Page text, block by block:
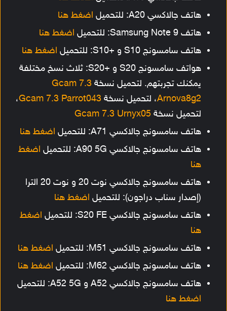
هاتف جالاكسي A20: للتحميل
اضغط هنا
هاتف Samsung Note 9: للتحميل
اضغط هنا
هاتف سامسونج S10 و +S10: للتحميل
اضغط هنا
هواتف سامسونج S20 و +S20: ثلاث نسخ مختلفة
يمكنك تجربتهم. لتحميل نسخة Gcam 7.3
Arnova8g2، لتحميل نسخة Gcam 7.3 Parrot043،
لتحميل نسخة Gcam 7.3 Urnyx05
هاتف سامسونج جالاكسي A71: للتحميل
اضغط هنا
هاتف سامسونج جالاكسي A90 5G: للتحميل
اضغط
هنا
هاتف سامسونج جالاكسي نوت 20 و نوت 20 الترا
(إصدار سناب دراجون): للتحميل اضغط هنا
هاتف سامسونج جالاكسي S20 FE: للتحميل
اضغط
هنا
هاتف سامسونج جالاكسي M51: للتحميل
اضغط هنا
هاتف سامسونج جالاكسي M62: للتحميل
اضغط هنا
هاتف سامسونج جالاكسي A52 و A52 5G: للتحميل
اضغط هنا